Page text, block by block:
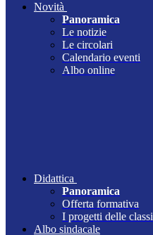
Novità
Panoramica
Le notizie
Le circolari
Calendario eventi
Albo online
Didattica
Panoramica
Offerta formativa
I progetti delle classi
Albo sindacale